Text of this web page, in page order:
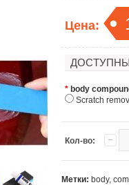
Цена:
* body
Scratch
Кол-во:
Метки: body,